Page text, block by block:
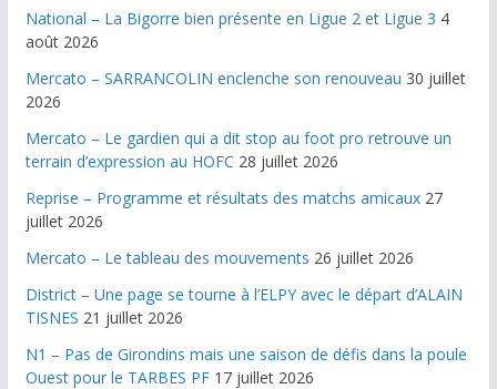
National – La Bigorre bien présente en Ligue 2 et Ligue 3 4
août 2026
Mercato – SARRANCOLIN enclenche son renouveau 30 juillet
2026
Mercato – Le gardien qui a dit stop au foot pro retrouve un
terrain d’expression au HOFC 28 juillet 2026
Reprise – Programme et résultats des matchs amicaux 27
juillet 2026
Mercato – Le tableau des mouvements 26 juillet 2026
District – Une page se tourne à l’ELPY avec le départ d’ALAIN
TISNES 21 juillet 2026
N1 – Pas de Girondins mais une saison de défis dans la poule
Ouest pour le TARBES PF 17 juillet 2026